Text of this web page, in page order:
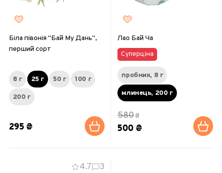
Біла півонія "Бай Му Дань",
перший сорт
8 г 25 г 50 г 100 г
200 г
295 ₴
Лао Бай Ча
Суперціна
пробник, 8 г
млинець, 200 г
580₴
500 ₴
4.7 3